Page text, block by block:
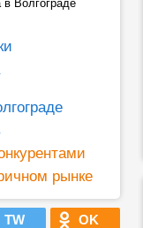
Волгограде
рынке
OK